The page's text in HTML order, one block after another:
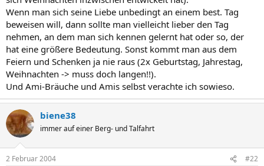
Wenn man sich seine Liebe unbedingt an einem best. Tag
beweisen will, dann sollte man vielleicht lieber den Tag
nehmen, an dem man sich kennen gelernt hat oder so, der
hat eine größere Bedeutung. Sonst kommt man aus dem
Feiern und Schenken ja nie raus (2x Geburtstag, Jahrestag,
Weihnachten -> muss doch langen!!).
Und Ami-Bräuche und Amis selbst verachte ich sowieso.
biene38
immer auf einer Berg- und Talfahrt
2 Februar 2004 #22